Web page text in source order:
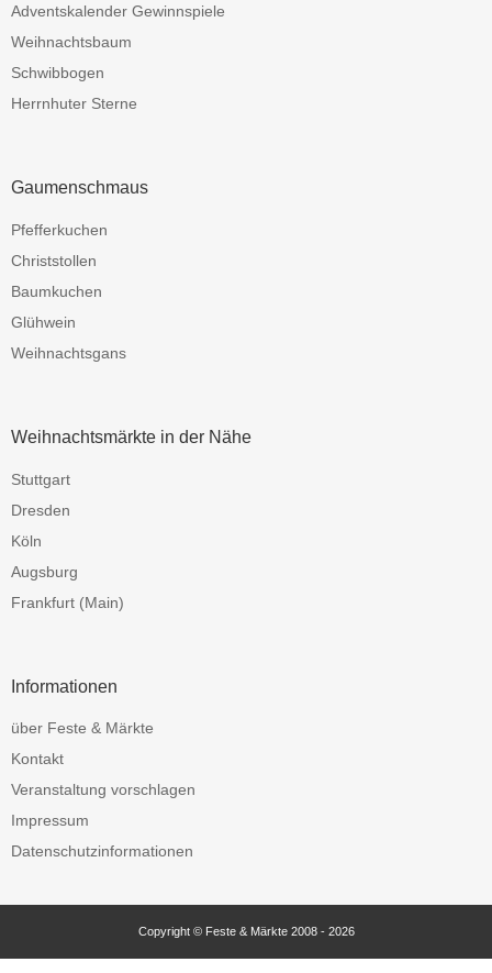
Adventskalender Gewinnspiele
Weihnachtsbaum
Schwibbogen
Herrnhuter Sterne
Gaumenschmaus
Pfefferkuchen
Christstollen
Baumkuchen
Glühwein
Weihnachtsgans
Weihnachtsmärkte in der Nähe
Stuttgart
Dresden
Köln
Augsburg
Frankfurt (Main)
Informationen
über Feste & Märkte
Kontakt
Veranstaltung vorschlagen
Impressum
Datenschutzinformationen
Copyright © Feste & Märkte 2008 - 2026